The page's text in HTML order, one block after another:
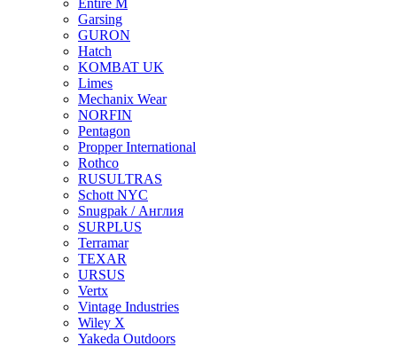
Entire M
Garsing
GURON
Hatch
KOMBAT UK
Limes
Mechanix Wear
NORFIN
Pentagon
Propper International
Rothco
RUSULTRAS
Schott NYC
Snugpak / Англия
SURPLUS
Terramar
TEXAR
URSUS
Vertx
Vintage Industries
Wiley X
Yakeda Outdoors